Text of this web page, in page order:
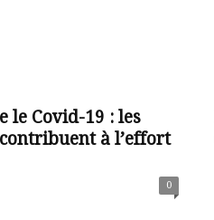
le Covid-19 : les
à l’effort
0